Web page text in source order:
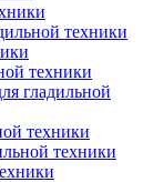
техники
техники
гладильной
техники
техники